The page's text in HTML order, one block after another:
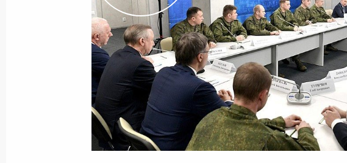
14 февраля 2024 года, среда
Встреча с учёными
14 февраля 2024 года, 20:10 Москва
Пленарное заседание Форума будущих технологий
14 февраля 2024 года, 19:10 Москва